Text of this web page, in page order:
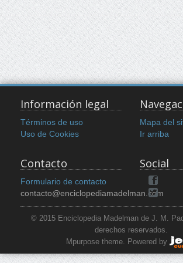
Información legal
Términos de uso
Uso de Cookies
Mapa del
Ir arriba
Contacto
Formulario de contacto
contacto@enciclopediamadelman.com
Social
© 2015 Enciclopedia Madelman de J. M.
derechos reservados.
Mpurpose theme. Powered by